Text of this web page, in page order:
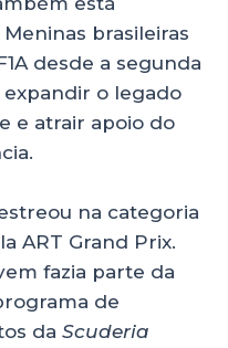
brasileiras
desde a segunda
o legado
e atrair apoio do
na categoria
ART Grand Prix.
fazia parte da
de
da Scuderia